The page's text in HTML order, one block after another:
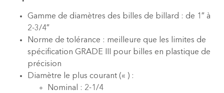
Gamme de diamètres des billes de billard : de 1″ à
2-3/4″
Norme de tolérance : meilleure que les limites de
spécification GRADE III pour billes en plastique de
précision
Diamètre le plus courant (« ) :
Nominal : 2-1/4